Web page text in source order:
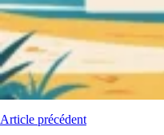
Article précédent